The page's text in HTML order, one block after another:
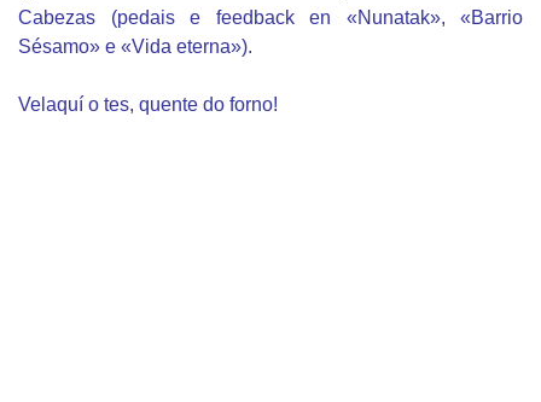
Cabezas (pedais e feedback en «Nunatak», «Barrio
Sésamo» e «Vida eterna»).
Velaquí o tes, quente do forno!